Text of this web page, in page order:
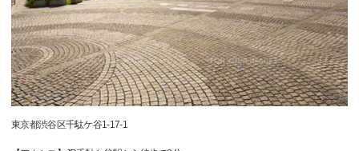
東京都渋谷区千駄ケ谷1-17-1